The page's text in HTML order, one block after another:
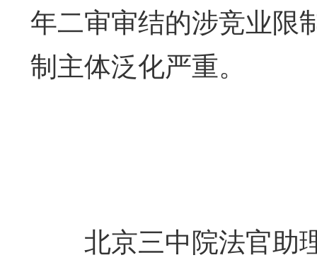
年二审审结的涉竞业限
制主体泛化严重。
北京三中院法官助理